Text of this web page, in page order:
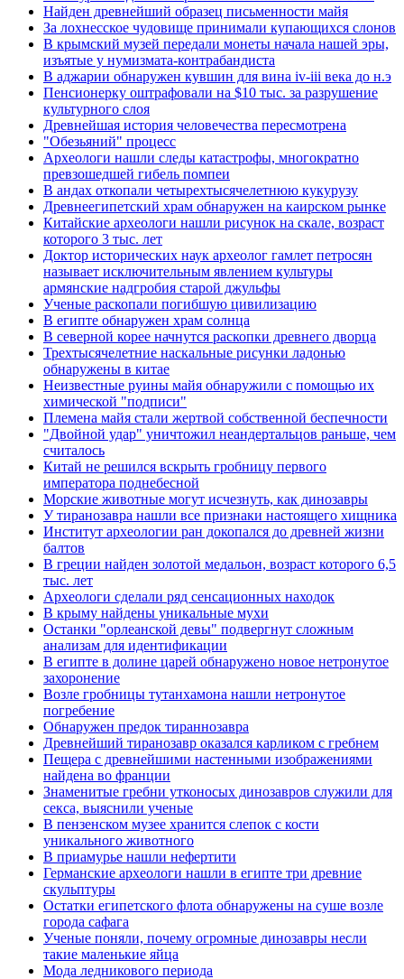
Найден древнейший образец письменности майя
За лохнесское чудовище принимали купающихся слонов
В крымский музей передали монеты начала нашей эры,
изъятые у нумизмата-контрабандиста
В аджарии обнаружен кувшин для вина iv-iii века до н.э
Пенсионерку оштрафовали на $10 тыс. за разрушение
культурного слоя
Древнейшая история человечества пересмотрена
"Обезьяний" процесс
Археологи нашли следы катастрофы, многократно
превзошедшей гибель помпеи
В андах откопали четырехтысячелетнюю кукурузу
Древнеегипетский храм обнаружен на каирском рынке
Китайские археологи нашли рисунок на скале, возраст
которого 3 тыс. лет
Доктор исторических наук археолог гамлет петросян
называет исключительным явлением культуры
армянские надгробия старой джульфы
Ученые раскопали погибшую цивилизацию
В египте обнаружен храм солнца
В северной корее начнутся раскопки древнего дворца
Трехтысячелетние наскальные рисунки ладонью
обнаружены в китае
Неизвестные руины майя обнаружили с помощью их
химической "подписи"
Племена майя стали жертвой собственной беспечности
"Двойной удар" уничтожил неандертальцов раньше, чем
считалось
Китай не решился вскрыть гробницу первого
императора поднебесной
Морские животные могут исчезнуть, как динозавры
У тиранозавра нашли все признаки настоящего хищника
Институт археологии ран докопался до древней жизни
балтов
В греции найден золотой медальон, возраст которого 6,5
тыс. лет
Археологи сделали ряд сенсационных находок
В крыму найдены уникальные мухи
Останки "орлеанской девы" подвергнут сложным
анализам для идентификации
В египте в долине царей обнаружено новое нетронутое
захоронение
Возле гробницы тутанхамона нашли нетронутое
погребение
Обнаружен предок тираннозавра
Древнейший тиранозавр оказался карликом с гребнем
Пещера с древнейшими настенными изображениями
найдена во франции
Знаменитые гребни утконосых динозавров служили для
секса, выяснили ученые
В пензенском музее хранится слепок с кости
уникального животного
В приамурье нашли нефертити
Германские археологи нашли в египте три древние
скульптуры
Остатки египетского флота обнаружены на суше возле
города сафага
Ученые поняли, почему огромные динозавры несли
такие маленькие яйца
Мода ледникового периода